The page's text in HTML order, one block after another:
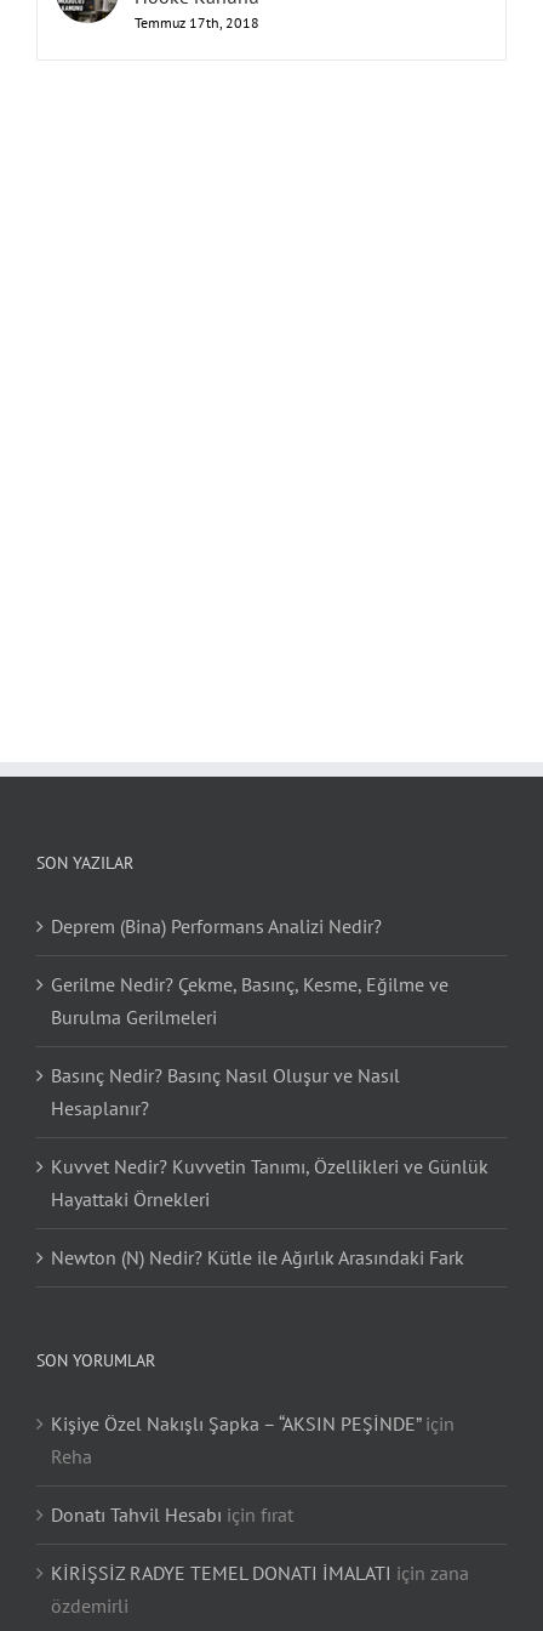
Temmuz 17th, 2018
SON YAZILAR
Deprem (Bina) Performans Analizi Nedir?
Gerilme Nedir? Çekme, Basınç, Kesme, Eğilme ve
Burulma Gerilmeleri
Basınç Nedir? Basınç Nasıl Oluşur ve Nasıl
Hesaplanır?
Kuvvet Nedir? Kuvvetin Tanımı, Özellikleri ve Günlük
Hayattaki Örnekleri
Newton (N) Nedir? Kütle ile Ağırlık Arasındaki Fark
SON YORUMLAR
Kişiye Özel Nakışlı Şapka – “AKSIN PEŞİNDE”için
Reha
Donatı Tahvil Hesabı için fırat
KİRİŞSİZ RADYE TEMEL DONATI İMALATI için zana
özdemirli